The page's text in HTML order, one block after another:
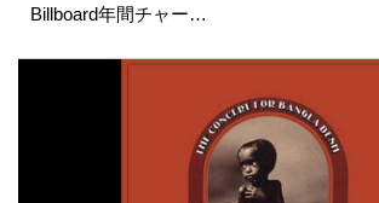
Billboard年間チャー…